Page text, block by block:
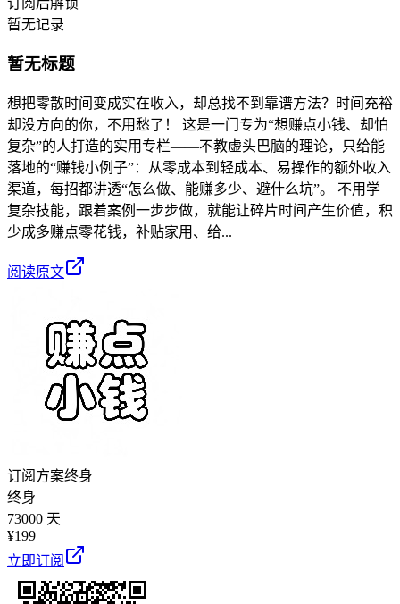
暂无记录
暂无标题
想把零散时间变成实在收入，却总找不到靠谱方法？时间充裕
却没方向的你，不用愁了！ 这是一门专为“想赚点小钱、却怕
复杂”的人打造的实用专栏——不教虚头巴脑的理论，只给能
落地的“赚钱小例子”：从零成本到轻成本、易操作的额外收入
渠道，每招都讲透“怎么做、能赚多少、避什么坑”。 不用学
复杂技能，跟着案例一步步做，就能让碎片时间产生价值，积
少成多赚点零花钱，补贴家用、给...
阅读原文
订阅方案终身
终身
73000 天
¥199
立即订阅